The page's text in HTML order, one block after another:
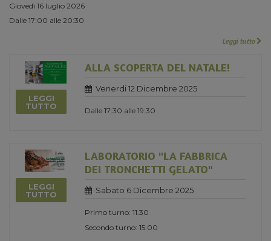
Giovedì 16 luglio 2026
Dalle 17:00 alle 20:30
Leggi tutto
LEGGI
TUTTO
ALLA SCOPERTA DEL NATALE!
Venerdi 12 Dicembre 2025
Dalle 17:30 alle 19:30
LEGGI
TUTTO
LABORATORIO "LA FABBRICA
DEI TRONCHETTI GELATO"
Sabato 6 Dicembre 2025
Primo turno: 11.30
Secondo turno: 15.00